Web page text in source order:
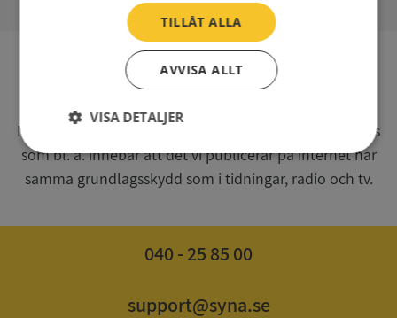
Syna har för webbplatsen www.syna.se ett av
Myndigheten för press, radio och tv s.k. utgivningsbevis
som bl. a. innebär att det vi publicerar på internet har
samma grundlagsskydd som i tidningar, radio och tv.
040 - 25 85 00
support@syna.se
TILLÅT ALLA
AVVISA ALLT
VISA DETALJER
Strikt
nödvändigt
Prestanda Inriktning